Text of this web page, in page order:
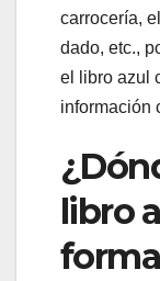
carrocería,
dado, etc.,
el libro azul
información
libro